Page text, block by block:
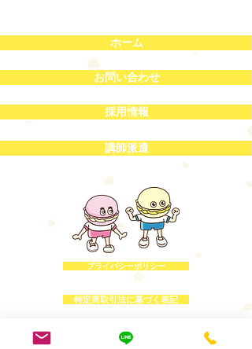
ホーム
お問い合わせ
採用情報
講師派遣
プライバシーポリシー
特定商取引法に基づく表記
〒105-0042 東京都台東区小島2-18-17 木本ビル6階